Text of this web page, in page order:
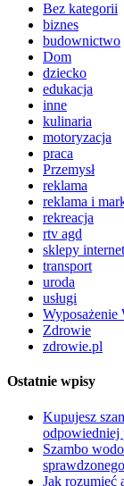
Bez kategorii
biznes
budownictwo
Dom
dziecko
edukacja
inne
kulinaria
motoryzacja
praca
Przemysł
reklama
reklama i
rekreacja
rtv agd
sklepy
transport
uroda
usługi
Wyposażenie
Zdrowie
zdrowie.pl
Ostatnie wpisy
Kupujesz
odpowiedniej
Szambo
Jak rozumieć